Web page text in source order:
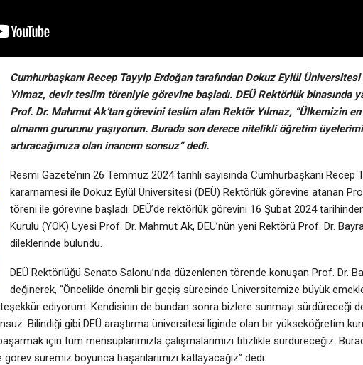
Cumhurbaşkanı Recep Tayyip Erdoğan tarafından Dokuz Eylül
Yılmaz, devir teslim töreniyle görevine başladı. DEÜ Rektörlük binasında
Prof. Dr. Mahmut Ak’tan görevini teslim alan Rektör Yılmaz, “Ülkemizin
olmanın gururunu yaşıyorum. Burada son derece nitelikli öğretim
artıracağımıza olan inancım sonsuz” dedi.
Resmi Gazete’nin 26 Temmuz 2024 tarihli sayısında Cumhurbaşkanı Recep
kararnamesi ile Dokuz Eylül Üniversitesi (DEÜ) Rektörlük görevine atanan
töreni ile görevine başladı. DEÜ’de rektörlük görevini 16 Şubat 2024
Kurulu (YÖK) Üyesi Prof. Dr. Mahmut Ak, DEÜ’nün yeni Rektörü Prof. Dr.
dileklerinde bulundu.
DEÜ Rektörlüğü Senato Salonu’nda düzenlenen törende konuşan Prof. Dr.
değinerek, “Öncelikle önemli bir geçiş sürecinde Üniversitemize büyük
ediyorum. Kendisinin de bundan sonra bizlere sunmayı sürdüreceği
Bilindiği gibi DEÜ araştırma üniversitesi liginde olan bir yükseköğretim
için tüm mensuplarımızla çalışmalarımızı titizlikle sürdüreceğiz.
süremiz boyunca başarılarımızı katlayacağız” dedi.